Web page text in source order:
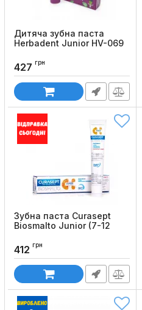
Дитяча зубна паста
Herbadent Junior HV-069
Код товару:
427 грн
Зубна паста Curasept
Biosmalto Junior (7-12
Код товару:
412 грн